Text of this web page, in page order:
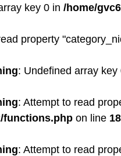
key 0 in /home/
property
: Undefined array key
: Attempt to read
functions.php on line
: Attempt to read